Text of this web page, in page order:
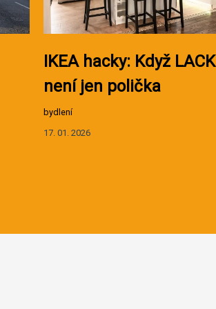
IKEA hacky: Když LACK
není jen polička
bydlení
17. 01. 2026